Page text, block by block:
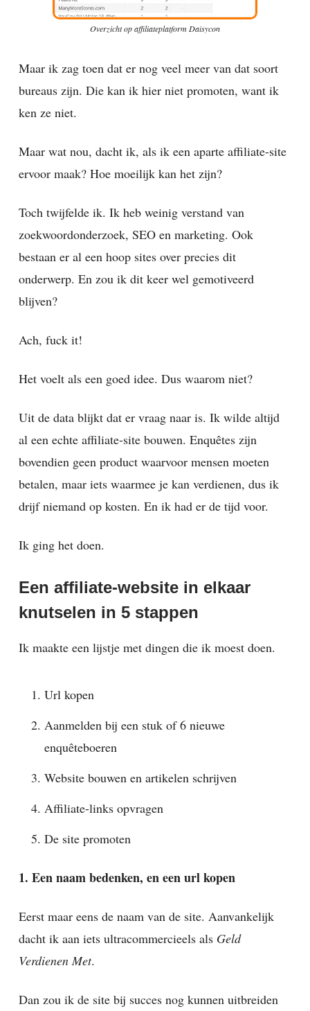
Overzicht op affiliateplatform Daisycon
Maar ik zag toen dat er nog veel meer van dat soort
bureaus zijn. Die kan ik hier niet promoten, want ik
ken ze niet.
Maar wat nou, dacht ik, als ik een aparte affiliate-site
ervoor maak? Hoe moeilijk kan het zijn?
Toch twijfelde ik. Ik heb weinig verstand van
zoekwoordonderzoek, SEO en marketing. Ook
bestaan er al een hoop sites over precies dit
onderwerp. En zou ik dit keer wel gemotiveerd
blijven?
Ach, fuck it!
Het voelt als een goed idee. Dus waarom niet?
Uit de data blijkt dat er vraag naar is. Ik wilde altijd
al een echte affiliate-site bouwen. Enquêtes zijn
bovendien geen product waarvoor mensen moeten
betalen, maar iets waarmee je kan verdienen, dus ik
drijf niemand op kosten. En ik had er de tijd voor.
Ik ging het doen.
Een affiliate-website in elkaar
knutselen in 5 stappen
Ik maakte een lijstje met dingen die ik moest doen.
Url kopen
Aanmelden bij een stuk of 6 nieuwe
enquêteboeren
Website bouwen en artikelen schrijven
Affiliate-links opvragen
De site promoten
1. Een naam bedenken, en een url kopen
Eerst maar eens de naam van de site. Aanvankelijk
dacht ik aan iets ultracommercieels als Geld
Verdienen Met.
Dan zou ik de site bij succes nog kunnen uitbreiden